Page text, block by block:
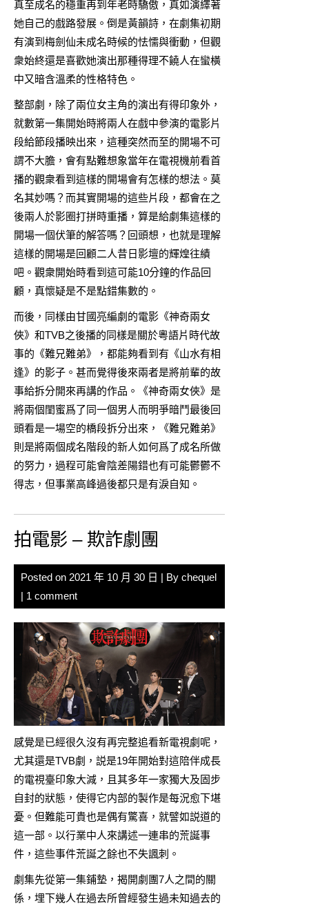
真至成名的穩重再到年老時驕傲，真如演繹著
她自己的戲路發展。倒是黃韻詩，在劇集初期
有演到梅劍仙未成名時候的怯懦與衝動，但觀
衆始終還是喜歡她演出那種得理不饒人在蠻橫
中又暗含溫柔的性格特色。
整部劇，除了兩位女主角的演出有得印象外，
就數第一集開始時將兩人在戲中參演的電影片
段給節段播映出來，這種突然而至的開場不可
謂不大膽，會有點難想象當年在電視機前看首
播的觀衆看到這樣的開場會有怎樣的想法。莫
名其妙嗎？而其實開場的這些片段，都會在之
後兩人於影圈打拼時重播，算是給劇集這樣的
開場一個伏筆的解答嗎？回頭想，也就是理解
這樣的開場是回顧二人昔日影壇的輝煌往績
吧。觀衆開始時看到這可能10分鐘的作品回
顧，真懷疑是不是點錯集數的。
而後，同樣由甘國亮編劇的電影《神奇兩女
俠》和TVB之後播的同樣是關於粵語片時代故
事的《難兄難弟》，都能夠看到有《山水有相
逢》的影子。甚而覺得後來兩者是將前輩的故
事給拆分開來再講的作品。《神奇兩女俠》是
將兩個閨蜜爲了同一個男人而明爭暗鬥最後回
頭看是一場空的橋段拆分出來，《難兄難弟》
則是將兩個成名階段的新人如何爲了成名所做
的努力，過程可能會陰差陽錯也有可能鬱鬱不
得志，但事業高峰過後都只是有淚自知。
拍電影 – 欺詐劇團
Posted on 2021 年 10 月 30 日 | By chequel
| 1 comment
感覺是已經很久沒有再完整追看新電視劇呢，
尤其還是TVB劇，説是19年開始對這陪伴成長
的電視臺印象大減，且其多年一家獨大及固步
自封的狀態，使得它内部的製作是每況愈下堪
憂。但難能可貴也是偶有驚喜，就譬如説道的
這一部。以行業中人來講述一連串的荒誕事
件，這些事件荒誕之餘也不失諷刺。
劇集先從第一集鋪墊，揭開劇團7人之間的關
係，埋下幾人在過去所曾經發生過未知過去的